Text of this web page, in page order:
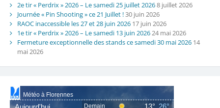
2e tir « Perdrix » 2026 – Le samedi 25 juillet 20268 juillet 2026
Journée « Pin Shooting » ce 21 Juillet !30 juin 2026
RAOC inaccessible les 27 et 28 juin 2026 17 juin 2026
1e tir « Perdrix » 2026 – Le samedi 13 juin 202624 mai 2026
Fermeture exceptionnelle des stands ce samedi 30 mai 2026 14
mai 2026